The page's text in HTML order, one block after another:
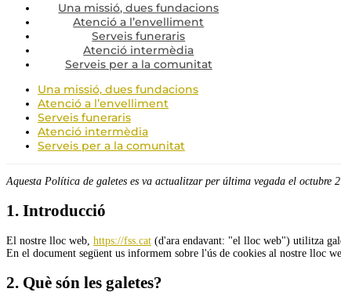
Una missió, dues fundacions
Atenció a l’envelliment
Serveis funeraris
Atenció intermèdia
Serveis per a la comunitat
Una missió, dues fundacions
Atenció a l’envelliment
Serveis funeraris
Atenció intermèdia
Serveis per a la comunitat
Aquesta Política de galetes es va actualitzar per última vegada el octubre
1. Introducció
El nostre lloc web, https://fss.cat (d'ara endavant: "el lloc web") utilitza
En el document següent us informem sobre l'ús de cookies al nostre lloc
2. Què són les galetes?